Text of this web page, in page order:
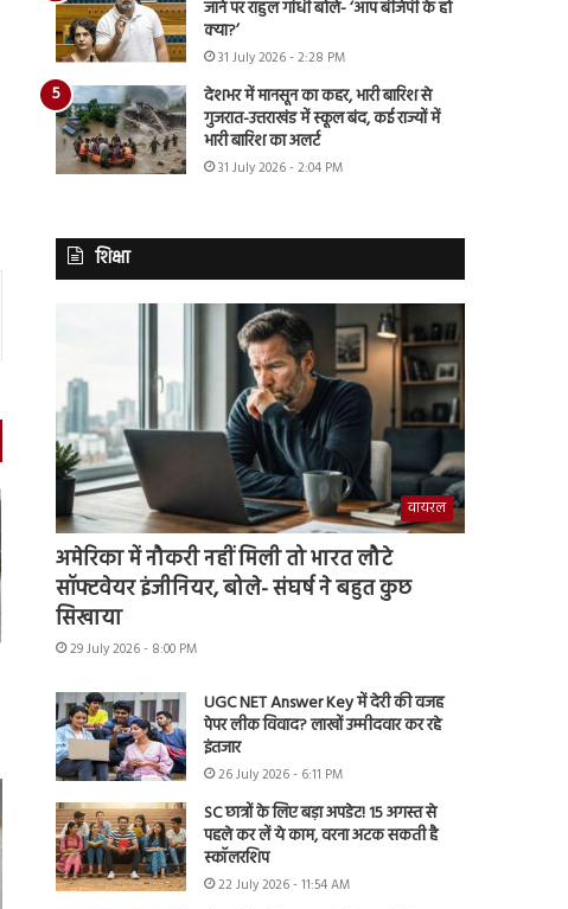
जाने पर राहुल गांधी बोले- ‘आप बीजेपी के हो
क्या?’
31 July 2026 - 2:28 PM
देशभर में मानसून का कहर, भारी बारिश से
गुजरात-उत्तराखंड में स्कूल बंद, कई राज्यों में
भारी बारिश का अलर्ट
31 July 2026 - 2:04 PM
शिक्षा
वायरल
अमेरिका में नौकरी नहीं मिली तो भारत लौटे
सॉफ्टवेयर इंजीनियर, बोले- संघर्ष ने बहुत कुछ
सिखाया
29 July 2026 - 8:00 PM
UGC NET Answer Key में देरी की वजह
पेपर लीक विवाद? लाखों उम्मीदवार कर रहे
इंतजार
26 July 2026 - 6:11 PM
SC छात्रों के लिए बड़ा अपडेट! 15 अगस्त से
पहले कर लें ये काम, वरना अटक सकती है
स्कॉलरशिप
22 July 2026 - 11:54 AM